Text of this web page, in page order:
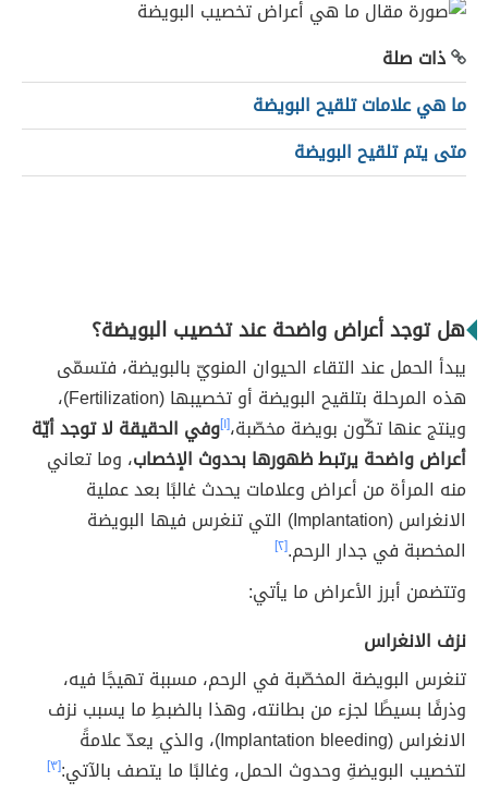
ذات صلة
ما هي علامات تلقيح البويضة
متى يتم تلقيح البويضة
هل توجد أعراض واضحة عند تخصيب البويضة؟
يبدأ الحمل عند التقاء الحيوان المنويّ بالبويضة، فتسمّى
هذه المرحلة بتلقيح البويضة أو تخصيبها (Fertilization)،
وينتج عنها تكّون بويضة مخصّبة،[١] وفي الحقيقة لا توجد أيّة
أعراض واضحة يرتبط ظهورها بحدوث الإخصاب، وما تعاني
منه المرأة من أعراض وعلامات يحدث غالبًا بعد عملية
الانغراس (Implantation) التي تنغرس فيها البويضة
المخصبة في جدار الرحم.[٢]
وتتضمن أبرز الأعراض ما يأتي:
نزف الانغراس
تنغرس البويضة المخصّبة في الرحم، مسببة تهيجًا فيه،
وذرفًا بسيطًا لجزء من بطانته، وهذا بالضبطِ ما يسبب نزف
الانغراس (Implantation bleeding)، والذي يعدّ علامةً
لتخصيب البويضةِ وحدوث الحمل، وغالبًا ما يتصف بالآتي:[٣]